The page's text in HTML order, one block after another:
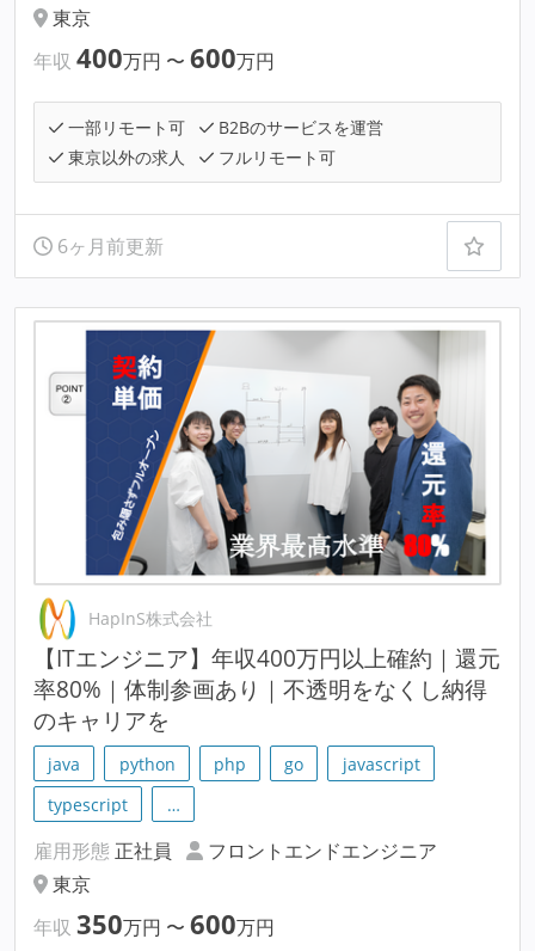
東京
年収 400万円 〜 600万円
一部リモート可
B2Bのサービスを運営
東京以外の求人
フルリモート可
6ヶ月前更新
HapInS株式会社
【ITエンジニア】年収400万円以上確約｜還元
率80%｜体制参画あり｜不透明をなくし納得
のキャリアを
java python php go
javascript
typescript
…
雇用形態 正社員
フロントエンドエンジニア
東京
年収 350万円 〜 600万円